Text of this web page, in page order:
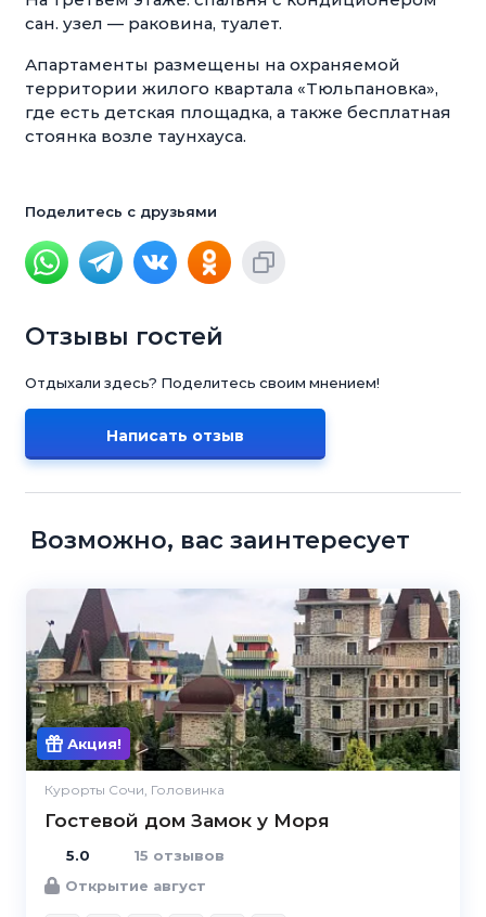
сан. узел — раковина, туалет.
Апартаменты размещены на охраняемой
территории жилого квартала «Тюльпановка»,
где есть детская площадка, а также бесплатная
стоянка возле таунхауса.
Поделитесь с друзьями
Отзывы гостей
Отдыхали здесь? Поделитесь своим мнением!
Написать отзыв
Возможно, вас заинтересует
Акция!
Курорты Сочи, Головинка
Гостевой дом Замок у Моря
5.0
5.0
15 отзывов
Открытие август